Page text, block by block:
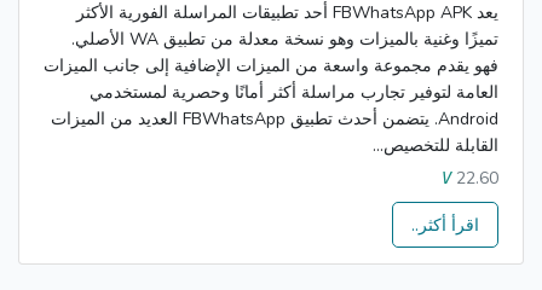
يعد FBWhatsApp APK أحد تطبيقات المراسلة الفورية الأكثر
تميزًا وغنية بالميزات وهو نسخة معدلة من تطبيق WA الأصلي.
فهو يقدم مجموعة واسعة من الميزات الإضافية إلى جانب الميزات
العامة لتوفير تجارب مراسلة أكثر أمانًا وحصرية لمستخدمي
Android. يتضمن أحدث تطبيق FBWhatsApp العديد من الميزات
القابلة للتخصيص...
V22.60
اقرأ أكثر..